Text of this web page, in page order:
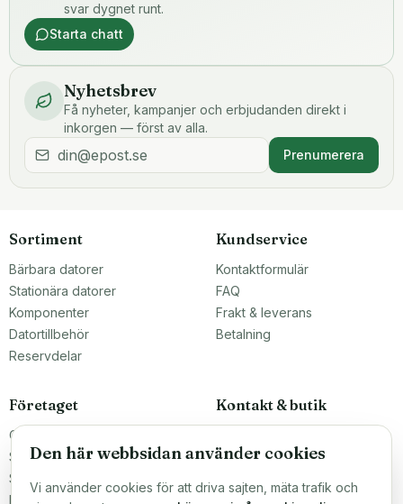
svar dygnet runt.
Starta chatt
Nyhetsbrev
Få nyheter, kampanjer och erbjudanden direkt i
inkorgen — först av alla.
Prenumerera
Sortiment
Bärbara datorer
Stationära datorer
Komponenter
Datortillbehör
Reservdelar
Kundservice
Kontaktformulär
FAQ
Frakt & leverans
Betalning
Företaget
Om oss
Större inköp?
Sälj till oss
Köpvillkor
Kontakt & butik
Malmö, Sverige
ÖPPETTIDER
Den här webbsidan använder cookies
Vi använder cookies för att driva sajten, mäta trafik och